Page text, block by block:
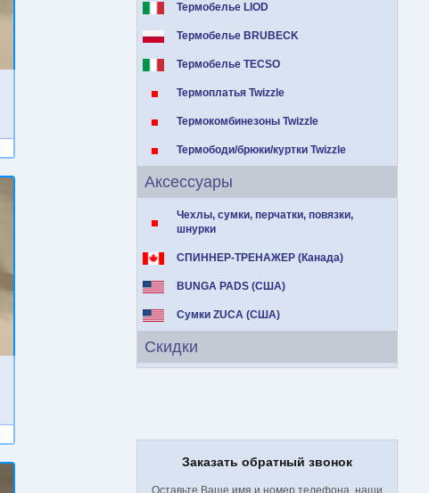
Термобелье LIOD
Термобелье BRUBECK
Термобелье TECSO
Термоплатья Twizzle
Термокомбинезоны Twizzle
Термободи/брюки/куртки Twizzle
Аксессуары
Чехлы, сумки, перчатки, повязки,
шнурки
СПИННЕР-ТРЕНАЖЕР (Канада)
BUNGA PADS (США)
Сумки ZUCA (США)
Скидки
Заказать обратный звонок
Оставьте Ваше имя и номер телефона, наши